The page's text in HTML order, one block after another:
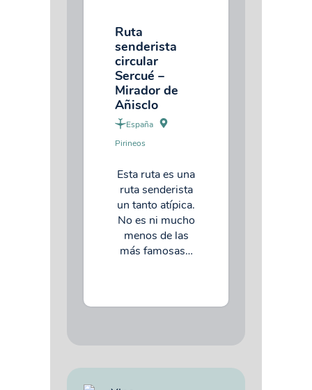
Ruta
senderista
circular
Sercué –
Mirador de
Añisclo
España
Pirineos
Esta ruta es una
ruta senderista
un tanto atípica.
No es ni mucho
menos de las
más famosas…